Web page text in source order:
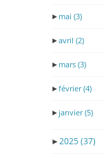
► mai (3)
►avril (2)
► mars (3)
►février(4)
► janvier(5)
►2025(37)